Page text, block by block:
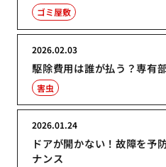
ゴミ屋敷
駆除費用は誰が払う？専有
2026.02.03
害虫
ドアが開かない！故障を予
ナンス
2026.01.24